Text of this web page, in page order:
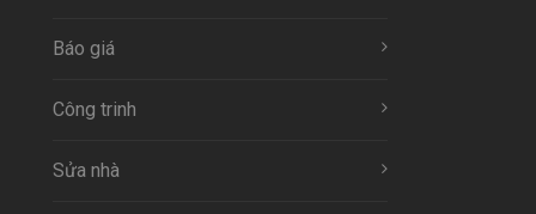
Báo giá
Công trinh
Sửa nhà